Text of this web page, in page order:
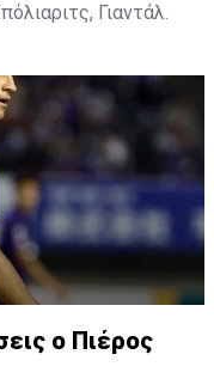
Γιαντάλ.
ο Πιέρος